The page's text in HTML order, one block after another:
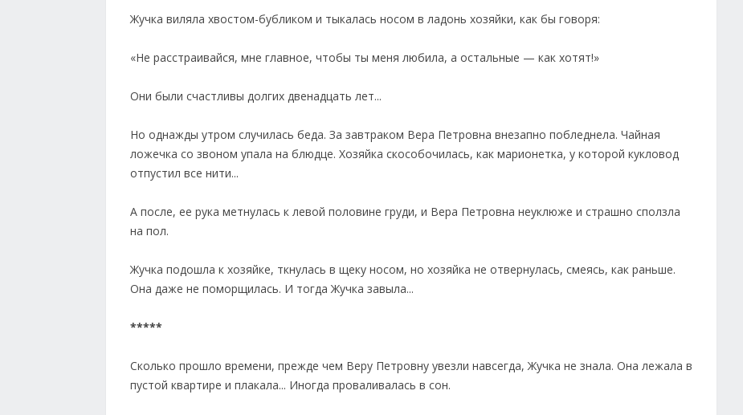
Жучка виляла хвостом-бубликом и тыкалась носом в ладонь хозяйки, как бы говоря:
«Не расстраивайся, мне главное, чтобы ты меня любила, а остальные — как хотят!»
Они были счастливы долгих двенадцать лет...
Но однажды утром случилась беда. За завтраком Вера Петровна внезапно побледнела. Чайная
ложечка со звоном упала на блюдце. Хозяйка скособочилась, как марионетка, у которой кукловод
отпустил все нити...
А после, ее рука метнулась к левой половине груди, и Вера Петровна неуклюже и страшно сползла
на пол.
Жучка подошла к хозяйке, ткнулась в щеку носом, но хозяйка не отвернулась, смеясь, как раньше.
Она даже не поморщилась. И тогда Жучка завыла...
*****
Сколько прошло времени, прежде чем Веру Петровну увезли навсегда, Жучка не знала. Она лежала в
пустой квартире и плакала... Иногда проваливалась в сон.